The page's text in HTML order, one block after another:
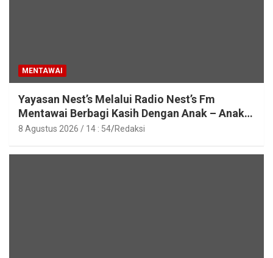
MENTAWAI
Yayasan Nest’s Melalui Radio Nest’s Fm
Mentawai Berbagi Kasih Dengan Anak – Anak
Asrama SMAN 2 Sipora
8 Agustus 2026 / 14 : 54 Redaksi